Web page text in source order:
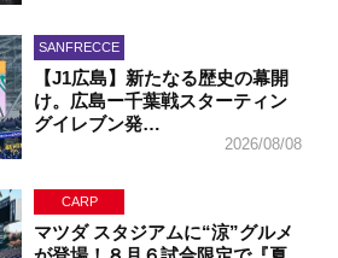
SANFRECCE
【J1広島】新たなる歴史の幕開
け。広島ー千葉戦スターティン
グイレブン発…
2026/08/08
CARP
マツダ スタジアムに“涼”グルメ